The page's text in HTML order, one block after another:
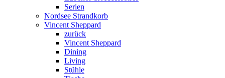
Serien
Nordsee Strandkorb
Vincent Sheppard
zurück
Vincent Sheppard
Dining
Living
Stühle